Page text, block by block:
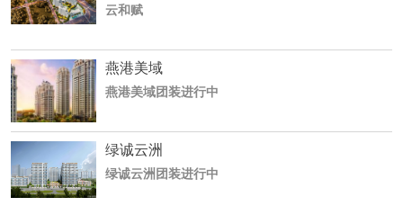
云和赋
燕港美域
燕港美域团装进行中
绿诚云洲
绿诚云洲团装进行中